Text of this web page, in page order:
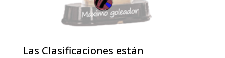
Las Clasificaciones están